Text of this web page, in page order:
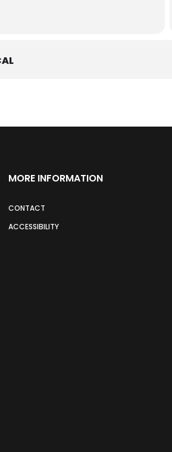
MORE INFORMATION
CONTACT
ACCESSIBILITY